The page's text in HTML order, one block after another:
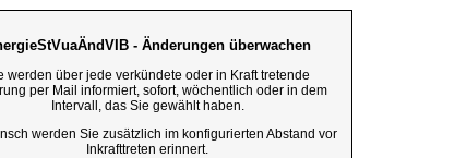
- Änderungen überwachen
werden über jede verkündete oder in Kraft tretende
per Mail informiert, sofort, wöchentlich oder in dem
Intervall, das Sie gewählt haben.
werden Sie zusätzlich im konfigurierten Abstand vor
Inkrafttreten erinnert.